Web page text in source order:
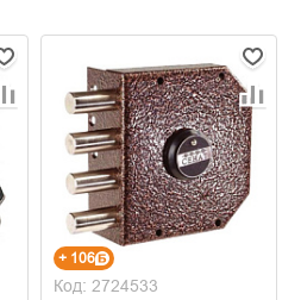
+ 106
Код: 2724533